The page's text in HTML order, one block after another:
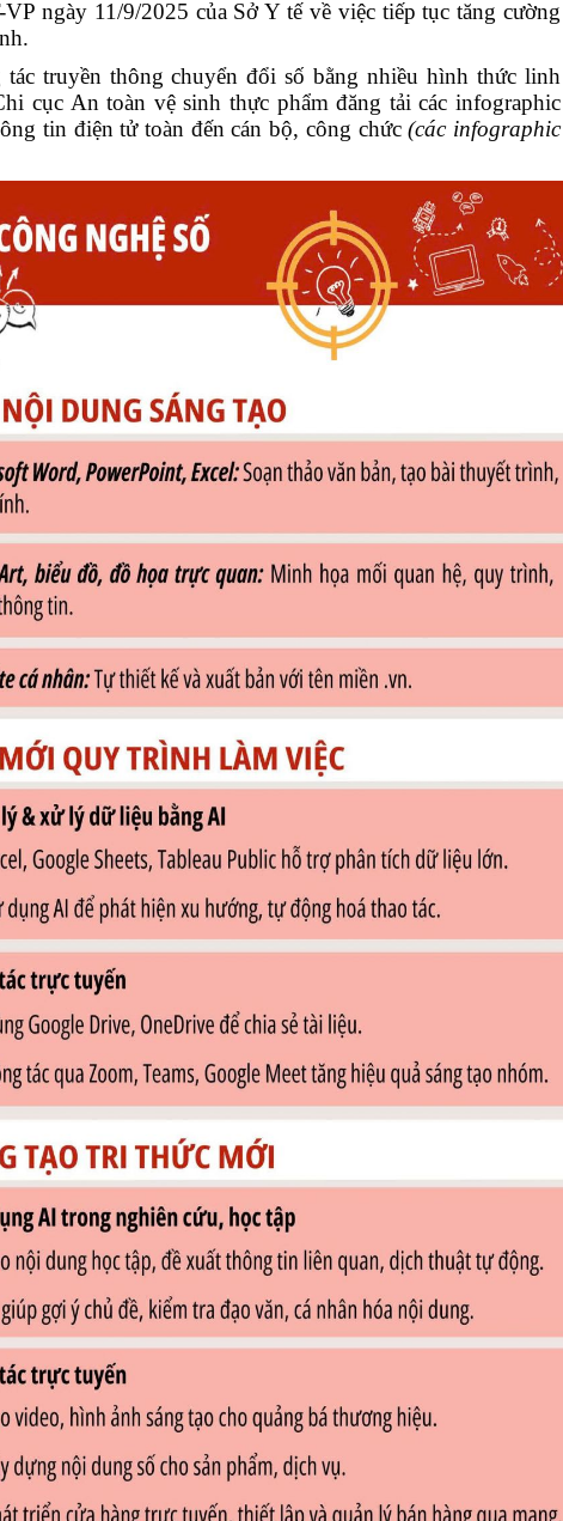
Băng đĩa tiếng thông điệp
Ấn phẩm truyền thông
ngày 11/9/2025 của Sở Y tế về việc tiếp tục tăng cường
.
truyền thông chuyển đổi số bằng nhiều hình thức linh
cục An toàn vệ sinh thực phẩmđăng tải các infographic
tin điện tửtoàn đến cán bộ, công chức(các infographic